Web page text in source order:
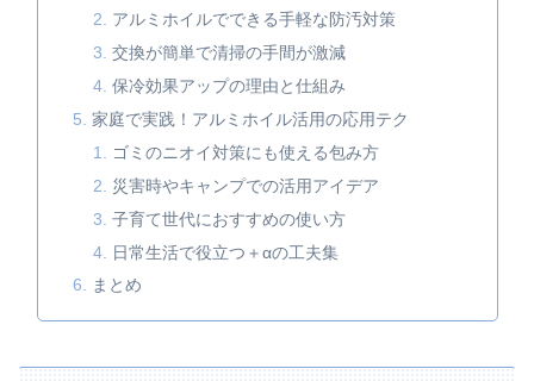
アルミホイルでできる手軽な防汚対策
交換が簡単で清掃の手間が激減
保冷効果アップの理由と仕組み
家庭で実践！アルミホイル活用の応用テク
ゴミのニオイ対策にも使える包み方
災害時やキャンプでの活用アイデア
子育て世代におすすめの使い方
日常生活で役立つ＋αの工夫集
まとめ